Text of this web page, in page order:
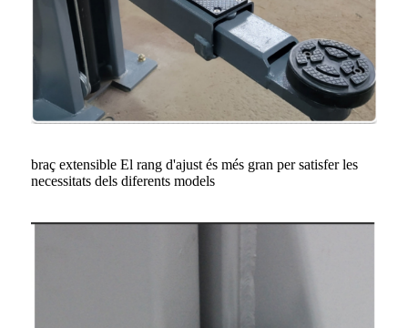
braç extensible El rang d'ajust és més gran per satisfer les
necessitats dels diferents models